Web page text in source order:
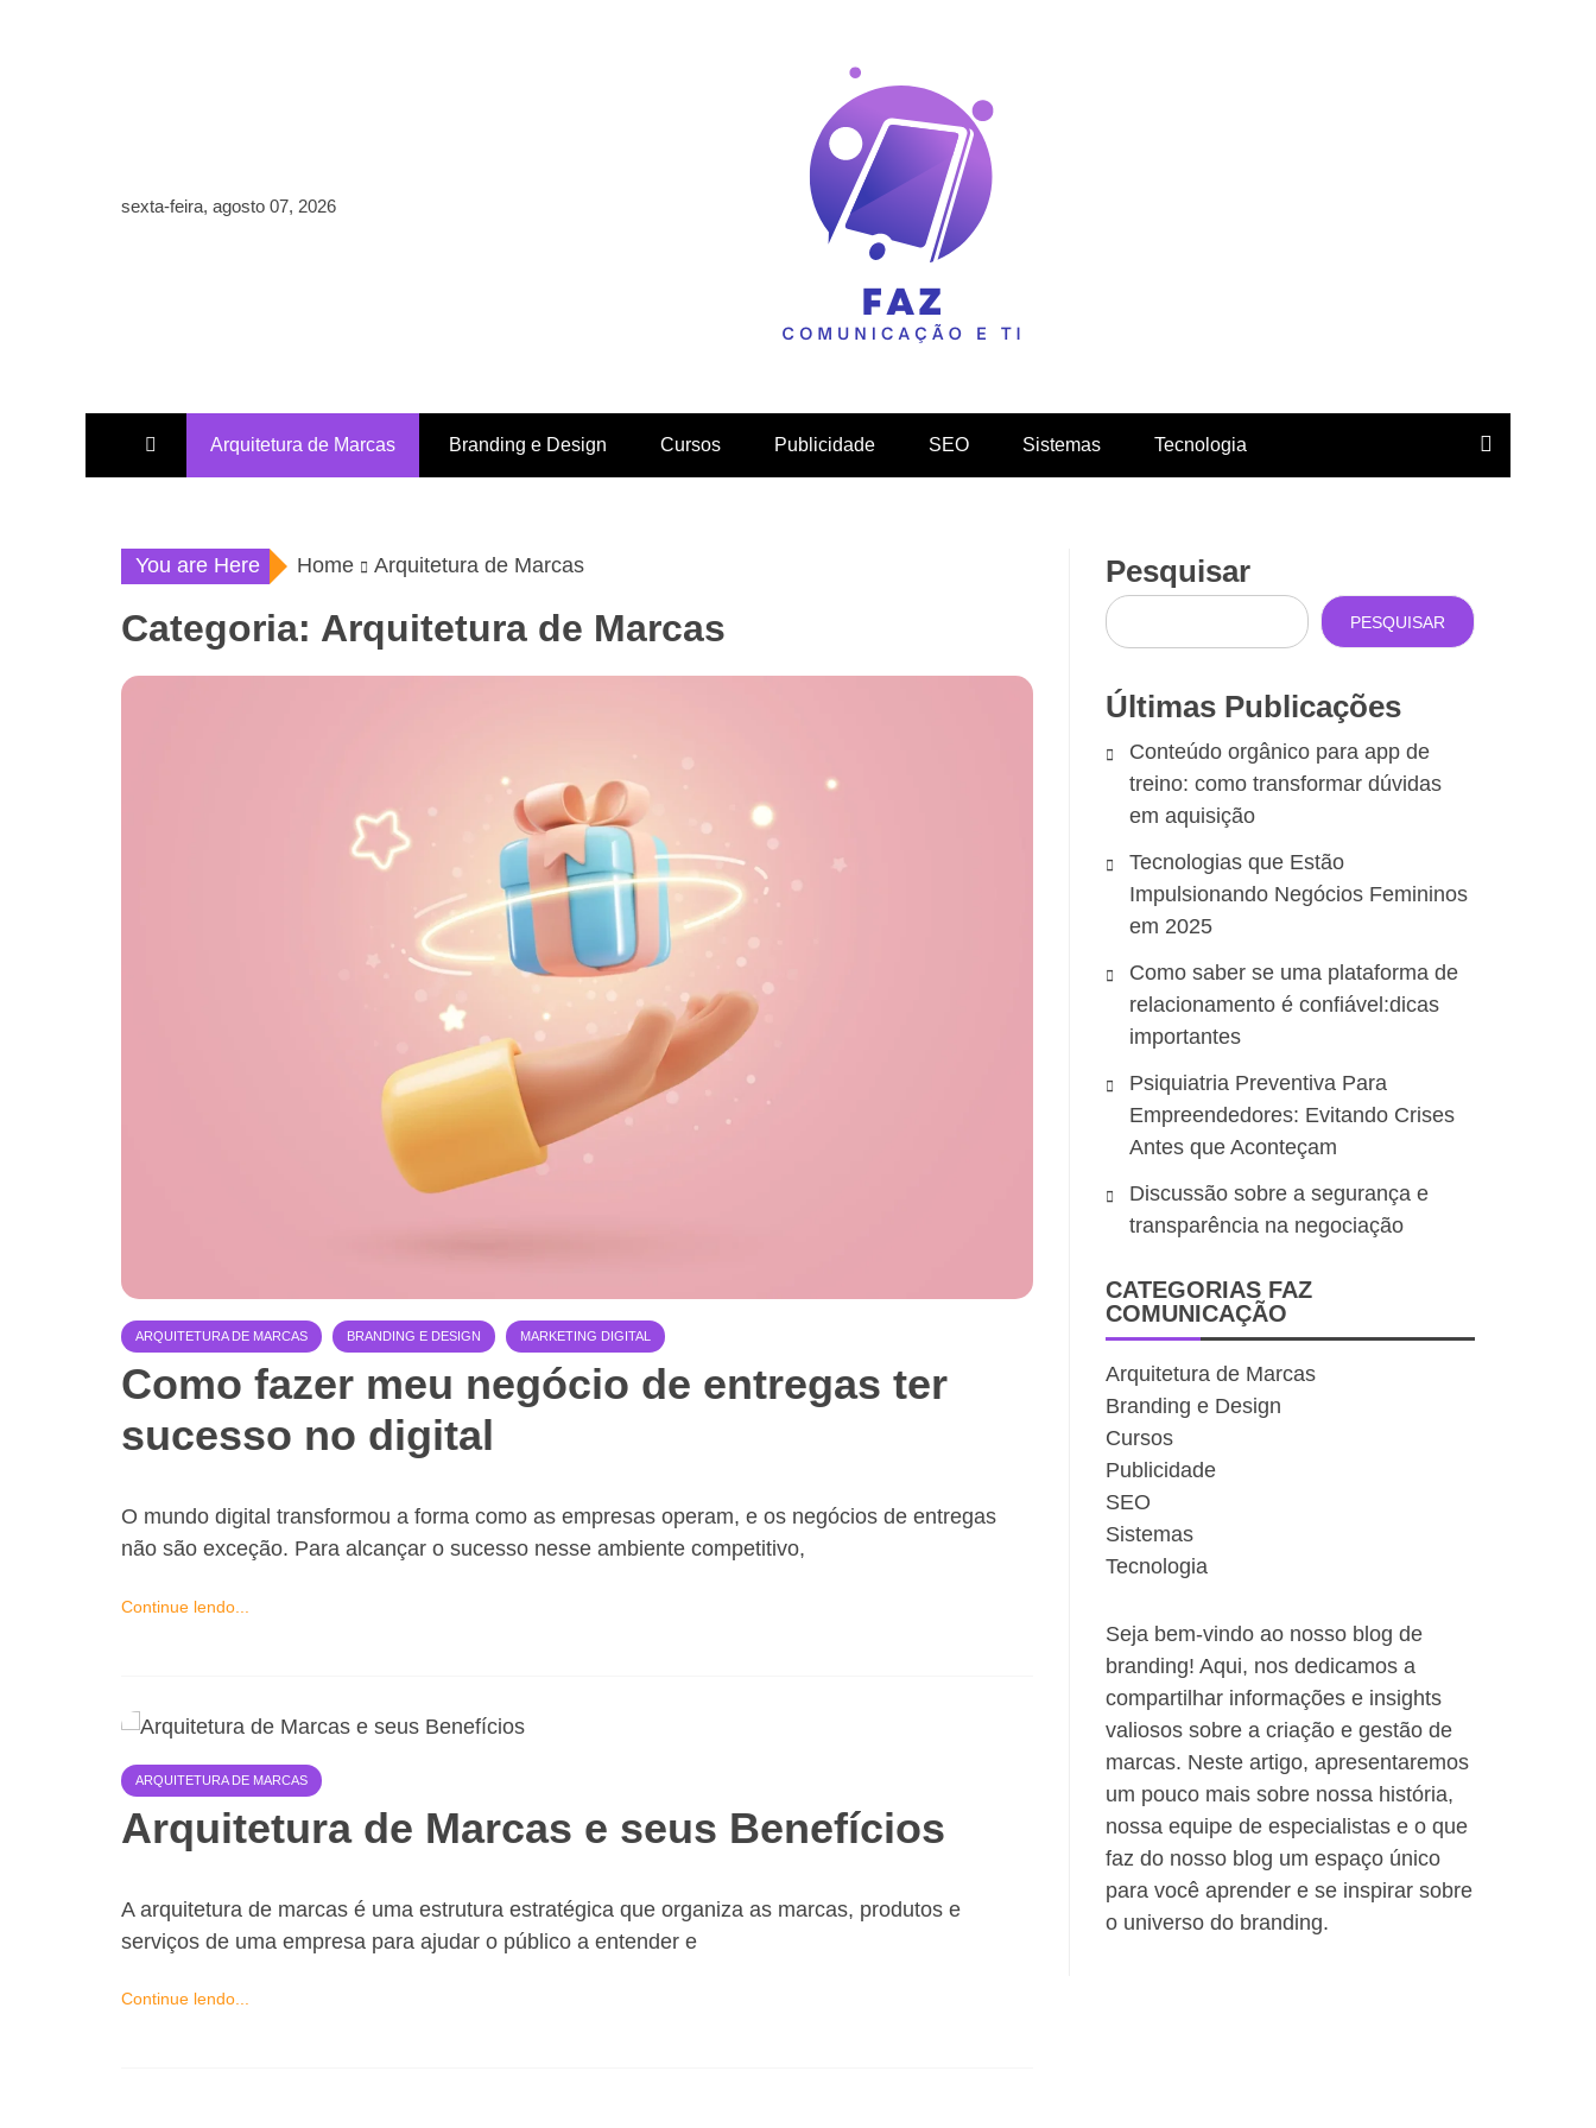
sexta-feira, agosto 07, 2026
Arquitetura de Marcas Branding e Design Cursos Publicidade SEO Sistemas Tecnologia
You are Here Home Arquitetura de Marcas
Categoria: Arquitetura de Marcas
ARQUITETURA DE MARCAS BRANDING E DESIGN MARKETING DIGITAL
Como fazer meu negócio de entregas ter
sucesso no digital
O mundo digital transformou a forma como as empresas operam, e os negócios de entregas
não são exceção. Para alcançar o sucesso nesse ambiente competitivo,
Continue lendo...
ARQUITETURA DE MARCAS
Arquitetura de Marcas e seus Benefícios
A arquitetura de marcas é uma estrutura estratégica que organiza as marcas, produtos e
serviços de uma empresa para ajudar o público a entender e
Continue lendo...
Pesquisar
PESQUISAR
Últimas Publicações
Conteúdo orgânico para app de
treino: como transformar dúvidas
em aquisição
Tecnologias que Estão
Impulsionando Negócios Femininos
em 2025
Como saber se uma plataforma de
relacionamento é confiável:dicas
importantes
Psiquiatria Preventiva Para
Empreendedores: Evitando Crises
Antes que Aconteçam
Discussão sobre a segurança e
transparência na negociação
CATEGORIAS FAZ
COMUNICAÇÃO
Arquitetura de Marcas
Branding e Design
Cursos
Publicidade
SEO
Sistemas
Tecnologia
Seja bem-vindo ao nosso blog de
branding! Aqui, nos dedicamos a
compartilhar informações e insights
valiosos sobre a criação e gestão de
marcas. Neste artigo, apresentaremos
um pouco mais sobre nossa história,
nossa equipe de especialistas e o que
faz do nosso blog um espaço único
para você aprender e se inspirar sobre
o universo do branding.